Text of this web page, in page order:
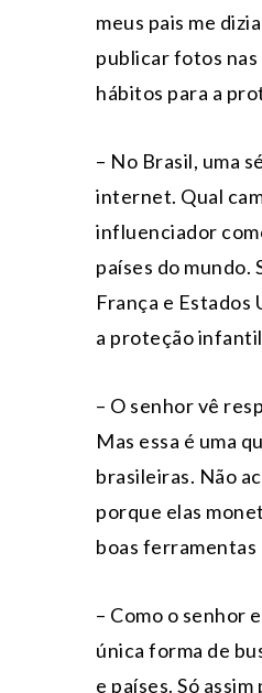
meus pais me
publicar fotos
hábitos para a
– No Brasil, uma
internet. Qual
influenciador
países do mundo.
França e
a proteção
– O senhor vê
Mas essa é uma
brasileiras. Não
porque elas
boas ferramentas
– Como o senhor
única forma de
e países. Só